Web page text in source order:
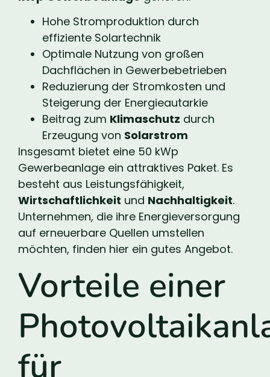
Hohe Stromproduktion durch
effiziente Solartechnik
Optimale Nutzung von großen
Dachflächen in Gewerbebetrieben
Reduzierung der Stromkosten und
Steigerung der Energieautarkie
Beitrag zum Klimaschutz durch
Erzeugung von Solarstrom
Insgesamt bietet eine 50 kWp
Gewerbeanlage ein attraktives Paket. Es
besteht aus Leistungsfähigkeit,
Wirtschaftlichkeit und Nachhaltigkeit.
Unternehmen, die ihre Energieversorgung
auf erneuerbare Quellen umstellen
möchten, finden hier ein gutes Angebot.
Vorteile einer
für